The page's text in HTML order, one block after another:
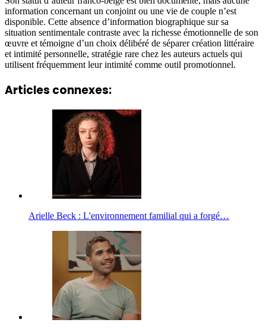
information concernant un conjoint ou une vie de couple n’est
disponible. Cette absence d’information biographique sur sa
situation sentimentale contraste avec la richesse émotionnelle de son
œuvre et témoigne d’un choix délibéré de séparer création littéraire
et intimité personnelle, stratégie rare chez les auteurs actuels qui
utilisent fréquemment leur intimité comme outil promotionnel.
Articles connexes:
Arielle Beck : L'environnement familial qui a forgé…